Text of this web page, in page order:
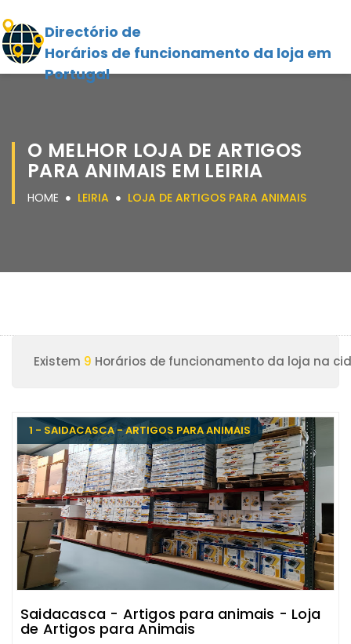
Directório de
Horários de funcionamento da loja em
Portugal
O MELHOR LOJA DE ARTIGOS
PARA ANIMAIS EM LEIRIA
HOME LEIRIA LOJA DE ARTIGOS PARA ANIMAIS
Existem 9 Horários de funcionamento da loja na
1 - SAIDACASCA - ARTIGOS PARA ANIMAIS
Saidacasca - Artigos para animais - Loja
de Artigos para Animais